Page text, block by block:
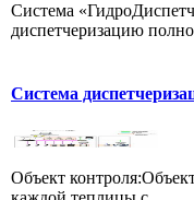
Система
диспетчеризацию
Система
Объект